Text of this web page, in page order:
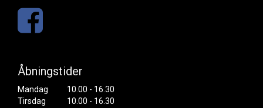
Åbningstider
Mandag
10.00 - 16.30
Tirsdag
10.00 - 16.30